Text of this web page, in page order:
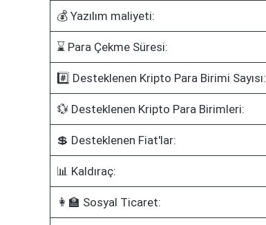
💰 Yazılım maliyeti:
⌛ Para Çekme Süresi:
#️⃣ Desteklenen Kripto Para Birimi Sayısı:
💱 Desteklenen Kripto Para Birimleri:
💲 Desteklenen Fiat'lar:
📊 Kaldıraç:
👩‍🏫 Sosyal Ticaret: